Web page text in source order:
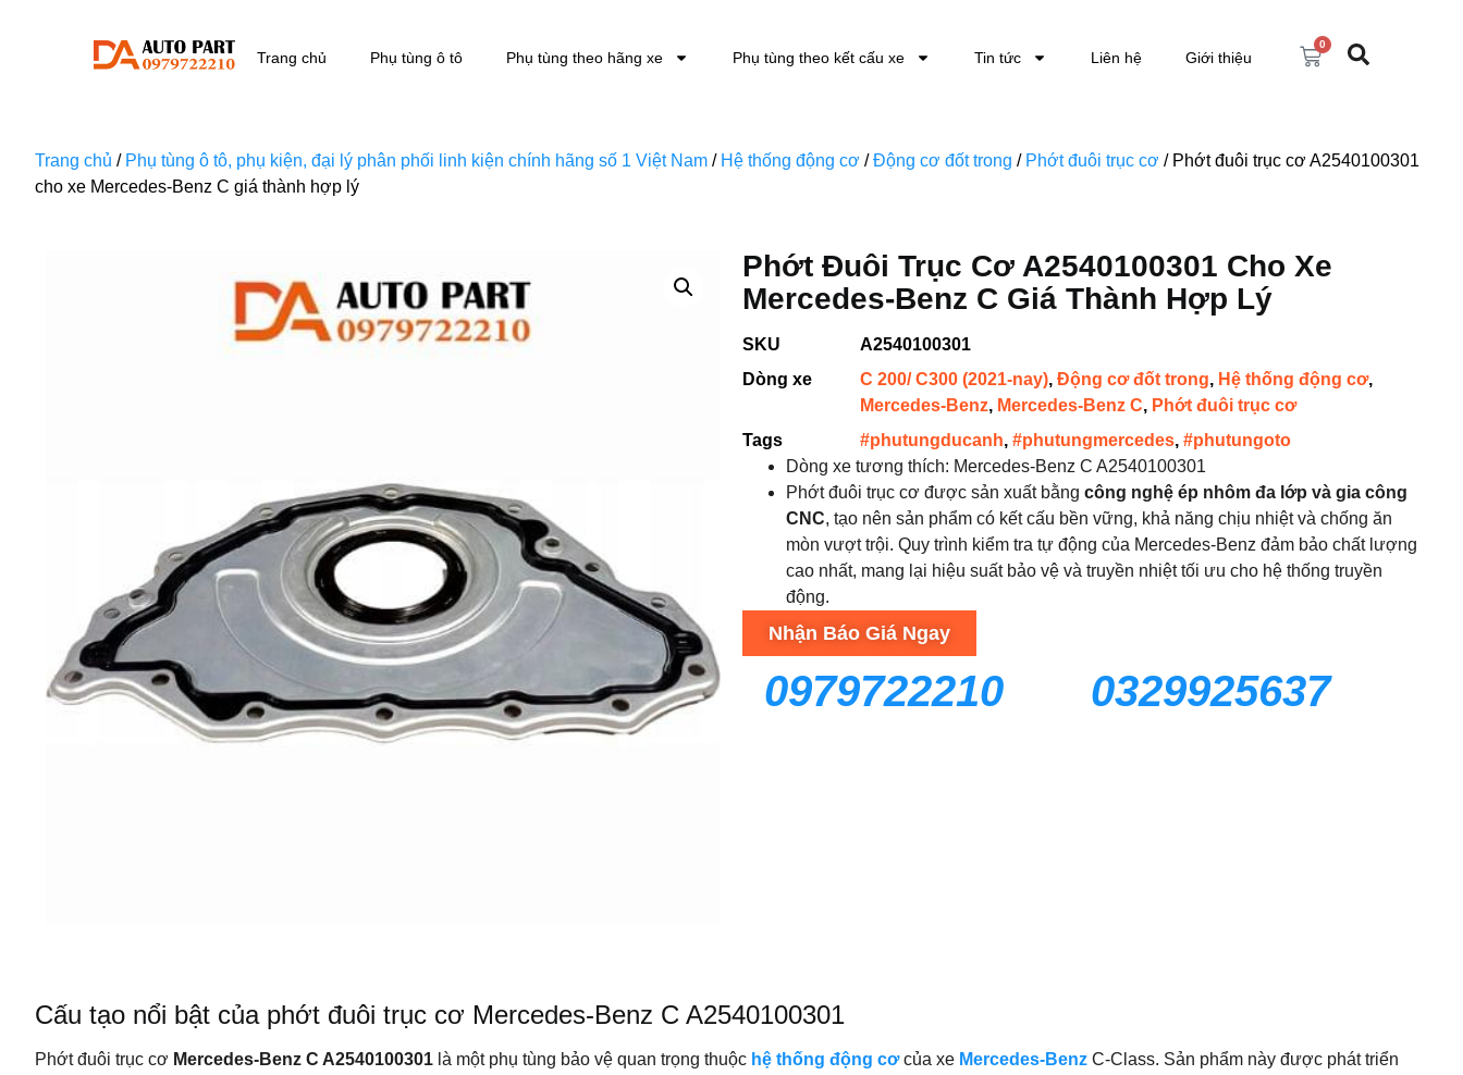
Trang chủ Phụ tùng ô tô Phụ tùng theo hãng xe Phụ tùng theo kết cấu xe Tin tức Liên hệ Giới thiệu
0
Trang chủ / Phụ tùng ô tô, phụ kiện, đại lý phân phối linh kiện chính hãng số 1 Việt Nam / Hệ thống động cơ /Động cơ đốt trong / Phớt đuôi trục cơ / Phớt đuôi trục cơ A2540100301
cho xe Mercedes-Benz C giá thành hợp lý
Phớt Đuôi Trục Cơ A2540100301 Cho Xe
Mercedes-Benz C Giá Thành Hợp Lý
SKU
A2540100301
Dòng xe
C 200/ C300 (2021-nay), Động cơ đốt trong, Hệ thống động cơ,
Mercedes-Benz, Mercedes-Benz C, Phớt đuôi trục cơ
Tags
#phutungducanh, #phutungmercedes, #phutungoto
Dòng xe tương thích: Mercedes-Benz C A2540100301
Phớt đuôi trục cơ được sản xuất bằng công nghệ ép nhôm đa lớp và gia công
CNC, tạo nên sản phẩm có kết cấu bền vững, khả năng chịu nhiệt và chống ăn
mòn vượt trội. Quy trình kiểm tra tự động của Mercedes‑Benz đảm bảo chất lượng
cao nhất, mang lại hiệu suất bảo vệ và truyền nhiệt tối ưu cho hệ thống truyền
động.
Nhận Báo Giá Ngay
0979722210 0329925637
Cấu tạo nổi bật của phớt đuôi trục cơ Mercedes-Benz C A2540100301
Phớt đuôi trục cơ Mercedes‑Benz C A2540100301 là một phụ tùng bảo vệ quan trọng thuộc hệ thống động cơcủa xe Mercedes‑Benz C‑Class. Sản phẩm này được phát triển